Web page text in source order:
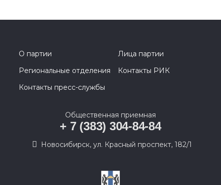
О партии
Лица партии
Региональные отделения
Контакты РИК
Контакты пресс-службы
Общественная приемная
+ 7 (383) 304-84-84
Новосибирск, ул. Красный проспект, 182/1